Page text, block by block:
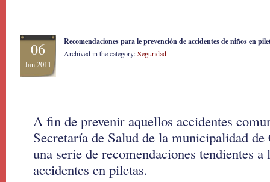
06
Jan 2011
Recomendaciones para le prevención de accidentes de niños en
Archived in the category:Seguridad
A fin de prevenir aquellos accidentes
Secretaría de Salud de la municipalidad
una serie de recomendaciones tendientes a
accidentes en piletas.